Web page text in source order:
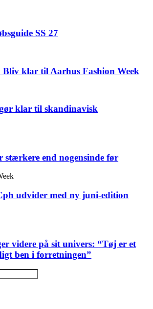
SS 27
Bliv klar til Aarhus Fashion Week
klar til skandinavisk
stærkere end nogensinde før
udvider med ny juni-edition
videre på sit univers: “Tøj er et
ben i forretningen”